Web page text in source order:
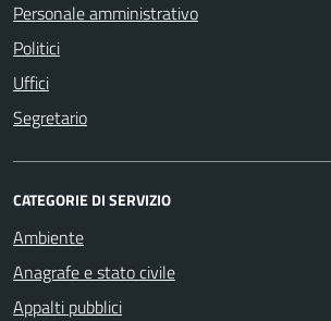
Personale amministrativo
Politici
Uffici
Segretario
CATEGORIE DI SERVIZIO
Ambiente
Anagrafe e stato civile
Appalti pubblici